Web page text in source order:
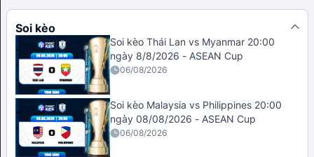
Soi kèo
Soi kèo Thái Lan vs Myanmar 20:00
ngày 8/8/2026 - ASEAN Cup
06/08/2026
Soi kèo Malaysia vs Philippines 20:00
ngày 08/08/2026 - ASEAN Cup
06/08/2026